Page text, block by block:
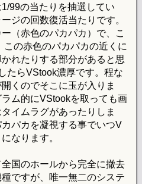
1/99の当たりを抽選してい
ジの回数復活当たりです。
（赤色のパカパカ）で、こ
の赤色のパカパカの近くに
れたりする部分があると思
たらVStook濃厚です。程な
くのでそこに玉が入りま
ム的にVStookを取っても画
イムラグがあったりしま
パカを凝視する事でいつV
なります。
国のホールから完全に撤去
ですが、唯一無二のシステ